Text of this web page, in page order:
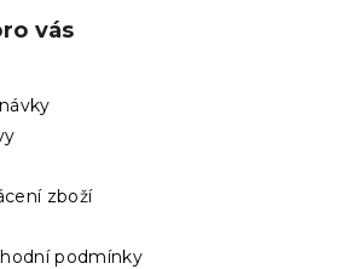
vás
zboží
podmínky